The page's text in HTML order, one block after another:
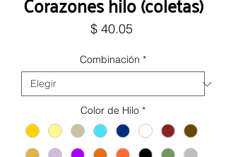
$ 40.05Precio
Combinación *
Color de Hilo *